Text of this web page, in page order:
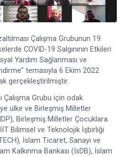
Çalışma Grubunun 19.
COVID-19 Salgınının Etkileri
Yardım Sağlanması ve
temasıyla 6 Ekim 2022
gerçekleştirilmiştir.
Çalışma Grubu için odak
ülke ve Birleşmiş Milletler
Birleşmiş Milletler Çocuklara
İİT Bilimsel ve Teknolojik İşbirliği
İslam Ticaret, Sanayi ve
Kalkınma Bankası (IsDB), İslam